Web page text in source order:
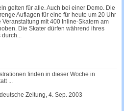
gelten für alle. Auch bei einer Demo. Die
Auflagen für eine für heute um 20 Uhr
Veranstaltung mit 400 Inline-Skatern am
Die Skater dürfen während ihres
durch...
finden in dieser Woche in
...
Zeitung, 4. Sep. 2003